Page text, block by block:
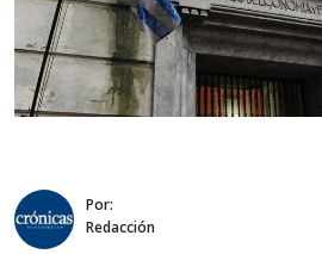
Por:
Redacción